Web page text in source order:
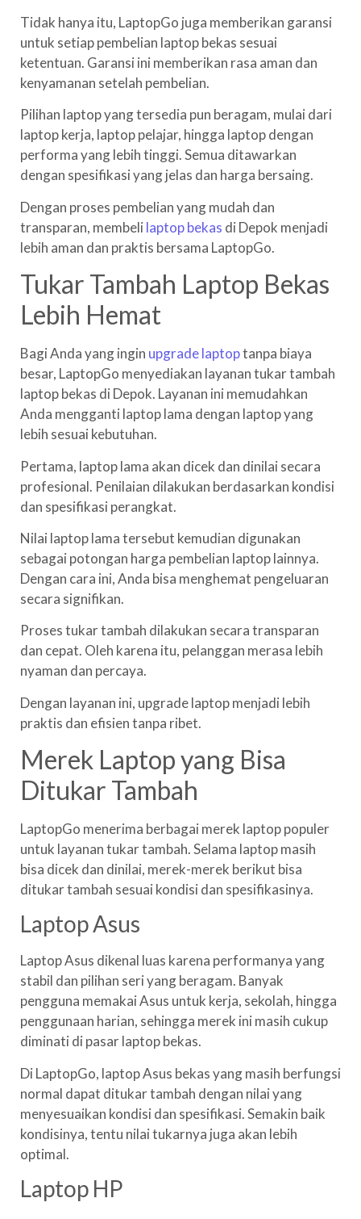
Tidak hanya itu, LaptopGo juga memberikan garansi
untuk setiap pembelian laptop bekas sesuai
ketentuan. Garansi ini memberikan rasa aman dan
kenyamanan setelah pembelian.
Pilihan laptop yang tersedia pun beragam, mulai dari
laptop kerja, laptop pelajar, hingga laptop dengan
performa yang lebih tinggi. Semua ditawarkan
dengan spesifikasi yang jelas dan harga bersaing.
Dengan proses pembelian yang mudah dan
transparan, membeli laptop bekas di Depok menjadi
lebih aman dan praktis bersama LaptopGo.
Tukar Tambah Laptop Bekas
Lebih Hemat
Bagi Anda yang ingin upgrade laptoptanpa biaya
besar, LaptopGo menyediakan layanan tukar tambah
laptop bekas di Depok. Layanan ini memudahkan
Anda mengganti laptop lama dengan laptop yang
lebih sesuai kebutuhan.
Pertama, laptop lama akan dicek dan dinilai secara
profesional. Penilaian dilakukan berdasarkan kondisi
dan spesifikasi perangkat.
Nilai laptop lama tersebut kemudian digunakan
sebagai potongan harga pembelian laptop lainnya.
Dengan cara ini, Anda bisa menghemat pengeluaran
secara signifikan.
Proses tukar tambah dilakukan secara transparan
dan cepat. Oleh karena itu, pelanggan merasa lebih
nyaman dan percaya.
Dengan layanan ini, upgrade laptop menjadi lebih
praktis dan efisien tanpa ribet.
Merek Laptop yang Bisa
Ditukar Tambah
LaptopGo menerima berbagai merek laptop populer
untuk layanan tukar tambah. Selama laptop masih
bisa dicek dan dinilai, merek-merek berikut bisa
ditukar tambah sesuai kondisi dan spesifikasinya.
Laptop Asus
Laptop Asus dikenal luas karena performanya yang
stabil dan pilihan seri yang beragam. Banyak
pengguna memakai Asus untuk kerja, sekolah, hingga
penggunaan harian, sehingga merek ini masih cukup
diminati di pasar laptop bekas.
Di LaptopGo, laptop Asus bekas yang masih berfungsi
normal dapat ditukar tambah dengan nilai yang
menyesuaikan kondisi dan spesifikasi. Semakin baik
kondisinya, tentu nilai tukarnya juga akan lebih
optimal.
Laptop HP